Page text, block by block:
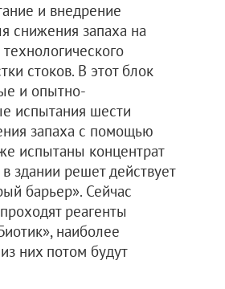
и внедрение
снижения запаха на
стоков. В этот блок
и опытно-
испытания шести
запаха с помощью
испытаны концентрат
здании решет действует
барьер». Сейчас
реагенты
наиболее
них потом будут